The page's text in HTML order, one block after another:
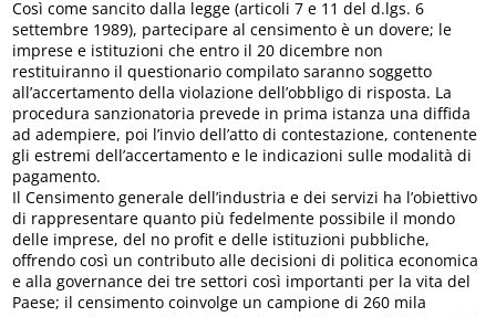
Così come sancito dalla legge (articoli 7 e 11 del d.lgs. 6
settembre 1989), partecipare al censimento è un dovere; le
imprese e istituzioni che entro il 20 dicembre non
restituiranno il questionario compilato saranno soggetto
all’accertamento della violazione dell’obbligo di risposta. La
procedura sanzionatoria prevede in prima istanza una diffida
ad adempiere, poi l’invio dell’atto di contestazione, contenente
gli estremi dell’accertamento e le indicazioni sulle modalità di
pagamento.
Il Censimento generale dell’industria e dei servizi ha l’obiettivo
di rappresentare quanto più fedelmente possibile il mondo
delle imprese, del no profit e delle istituzioni pubbliche,
offrendo così un contributo alle decisioni di politica economica
e alla governance dei tre settori così importanti per la vita del
Paese; il censimento coinvolge un campione di 260 mila